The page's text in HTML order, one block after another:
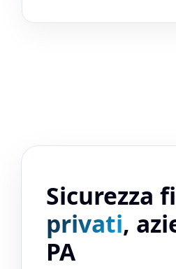
Sicurezza
privati,
PA